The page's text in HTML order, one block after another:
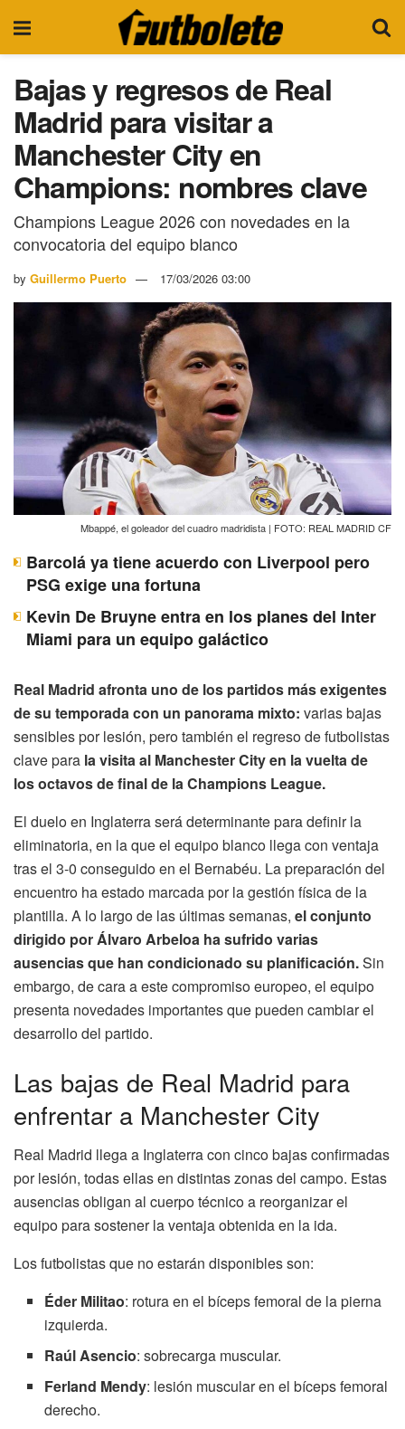
Bajas y regresos de Real
Madrid para visitar a
Manchester City en
Champions: nombres clave
Champions League 2026 con novedades en la
convocatoria del equipo blanco
by Guillermo Puerto 17/03/2026 03:00
Mbappé, el goleador del cuadro madridista | FOTO: REAL MADRID CF
Barcolá ya tiene acuerdo con Liverpool pero
PSG exige una fortuna
Kevin De Bruyne entra en los planes del Inter
Miami para un equipo galáctico
Real Madrid afronta uno de los partidos más exigentes
de su temporada con un panorama mixto: varias bajas
sensibles por lesión, pero también el regreso de futbolistas
clave para la visita al Manchester City en la vuelta de
los octavos de final de la Champions League.
El duelo en Inglaterra será determinante para definir la
eliminatoria, en la que el equipo blanco llega con ventaja
tras el 3-0 conseguido en el Bernabéu. La preparación del
encuentro ha estado marcada por la gestión física de la
plantilla. A lo largo de las últimas semanas, el conjunto
dirigido por Álvaro Arbeloa ha sufrido varias
ausencias que han condicionado su planificación.Sin
embargo, de cara a este compromiso europeo, el equipo
presenta novedades importantes que pueden cambiar el
desarrollo del partido.
Las bajas de Real Madrid para
enfrentar a Manchester City
Real Madrid llega a Inglaterra con cinco bajas confirmadas
por lesión, todas ellas en distintas zonas del campo. Estas
ausencias obligan al cuerpo técnico a reorganizar el
equipo para sostener la ventaja obtenida en la ida.
Los futbolistas que no estarán disponibles son:
Éder Militao: rotura en el bíceps femoral de la pierna
izquierda.
Raúl Asencio: sobrecarga muscular.
Ferland Mendy: lesión muscular en el bíceps femoral
derecho.